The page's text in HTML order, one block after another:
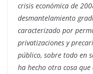
crisis económica de
desmantelamiento
caracterizado por
privatizaciones y
público, sobre todo en
ha hecho otra cosa